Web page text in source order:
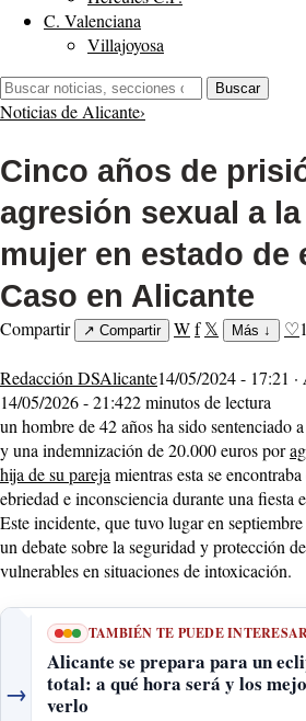
C. Valenciana
Villajoyosa
Buscar:
Buscar
Noticias de Alicante›
Cinco años de
agresión sexual a
mujer en estado de
Caso en Alicante
Compartir ↗ Compartir Wf 𝕏 Más ↓ ♡
Redacción DSAlicante14/05/2024 - 17:21 ·
14/05/2026 - 21:422 minutos de lectura
un hombre de 42 años ha sido sentenciado
y una indemnización de 20.000 euros por
hija de su parejamientras esta se
ebriedad e inconsciencia durante una fiesta
Este incidente, que tuvo lugar en
un debate sobre la seguridad y protección
vulnerables en situaciones de intoxicación.
→
TAMBIÉN TE PUEDE
Alicante se prepara para un
total: a qué hora será y los
verlo